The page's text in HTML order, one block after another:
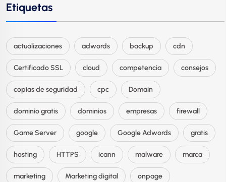
Etiquetas
actualizaciones adwords backup cdn
Certificado SSL cloud competencia consejos
copias de seguridad cpc Domain
dominio gratis dominios empresas firewall
Game Server google Google Adwords gratis
hosting HTTPS icann malware marca
marketing Marketing digital onpage